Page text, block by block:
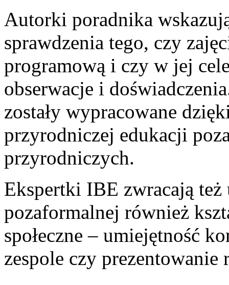
Autorki poradnika
sprawdzenia tego, czy
programową i czy w jej
obserwacje i
zostały wypracowane
przyrodniczej edukacji
przyrodniczych.
Ekspertki IBE zwracają
pozaformalnej również
społeczne – umiejętność
zespole czy prezentowanie